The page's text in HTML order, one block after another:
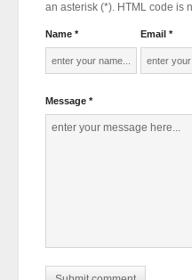
an asterisk (*). HTML code is
Name * Email *
Message *